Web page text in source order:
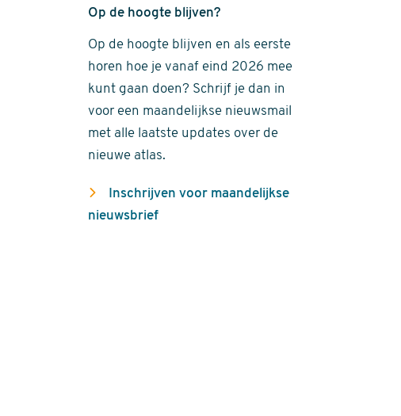
Op de hoogte blijven?
Op de hoogte blijven en als eerste
horen hoe je vanaf eind 2026 mee
kunt gaan doen? Schrijf je dan in
voor een maandelijkse nieuwsmail
met alle laatste updates over de
nieuwe atlas.
Inschrijven voor maandelijkse
nieuwsbrief